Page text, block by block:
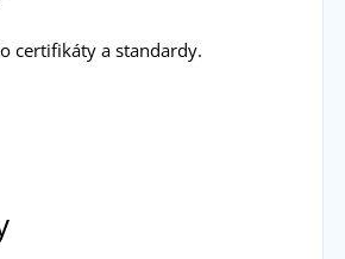
certifikáty a standardy.